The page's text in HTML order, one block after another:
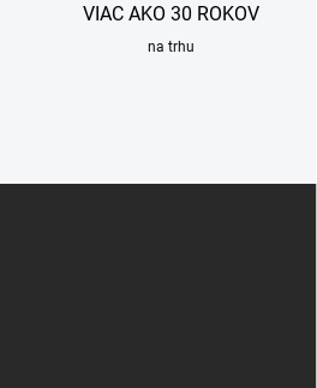
VIAC AKO 30 ROKOV
na trhu